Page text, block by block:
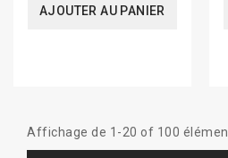
AJOUTER AU PANIER
Affichage de 1-20 of 100